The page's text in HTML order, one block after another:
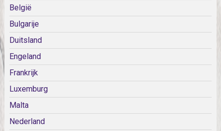
België
Bulgarije
Duitsland
Engeland
Frankrijk
Luxemburg
Malta
Nederland